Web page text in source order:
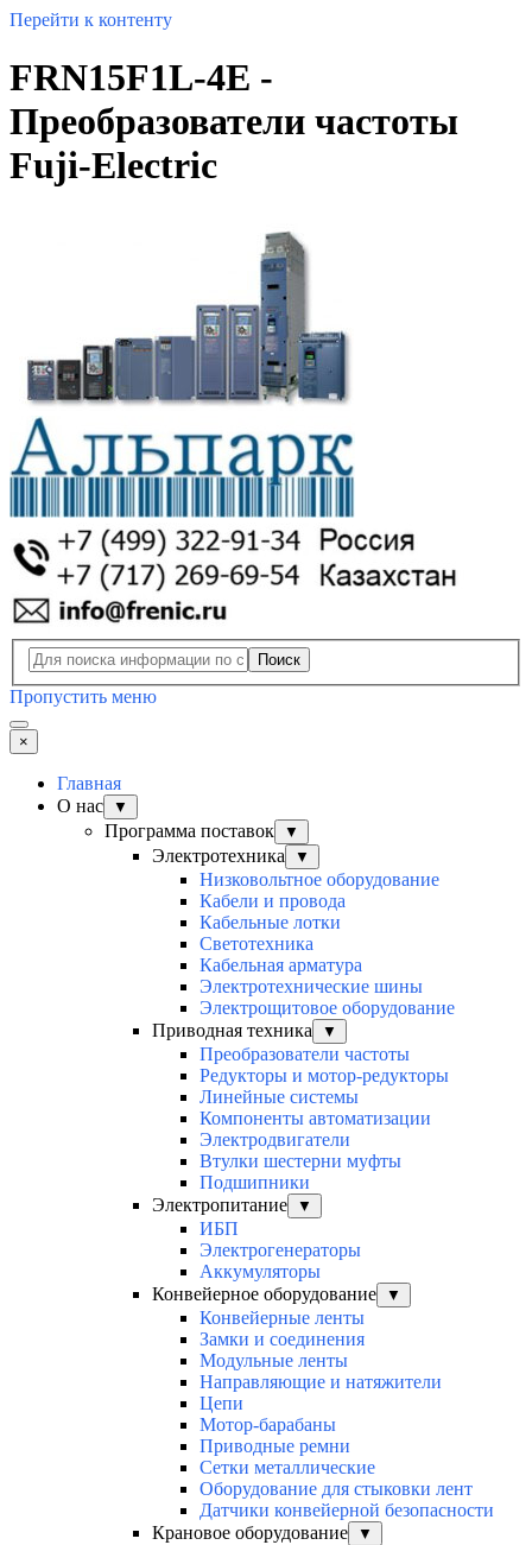
Перейти к контенту
FRN15F1L-4E -
Преобразователи частоты
Fuji-Electric
Поиск
Пропустить меню
×
Главная
О нас
▼
Программа поставок ▼
Электротехника ▼
Низковольтное оборудование
Кабели и провода
Кабельные лотки
Светотехника
Кабельная арматура
Электротехнические шины
Электрощитовое оборудование
Приводная техника
▼
Преобразователи частоты
Редукторы и мотор-редукторы
Линейные системы
Компоненты автоматизации
Электродвигатели
Втулки шестерни муфты
Подшипники
Электропитание
▼
ИБП
Электрогенераторы
Аккумуляторы
Конвейерное оборудование
▼
Конвейерные ленты
Замки и соединения
Модульные ленты
Направляющие и натяжители
Цепи
Мотор-барабаны
Приводные ремни
Сетки металлические
Оборудование для стыковки лент
Датчики конвейерной безопасности
Крановое оборудование
▼